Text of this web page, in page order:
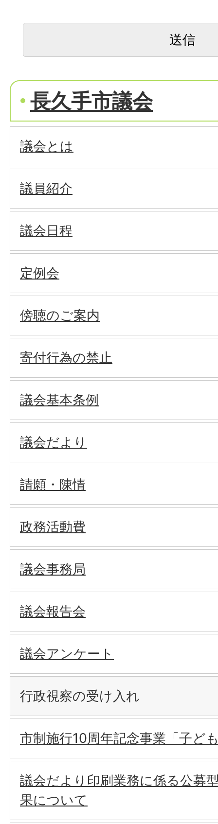
長久手市議会
議会とは
議員紹介
議会日程
定例会
傍聴のご案内
寄付行為の禁止
議会基本条例
議会だより
請願・陳情
政務活動費
議会事務局
議会報告会
議会アンケート
行政視察の受け入れ
市制施行10周年記念事業「子ど
議会だより印刷業務に係る公募
果について